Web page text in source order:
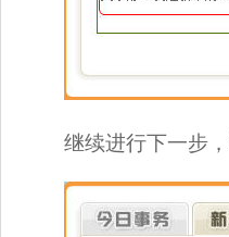
继续进行下一步